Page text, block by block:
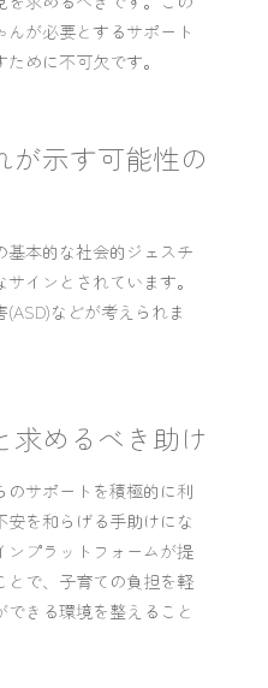
が必要とするサポート
めに不可欠です。
が示す可能性の
基本的な社会的ジェスチ
インとされています。
などが考えられま
求めるべき助け
サポートを積極的に利
を和らげる手助けにな
ンプラットフォームが提
とで、子育ての負担を軽
きる環境を整えること